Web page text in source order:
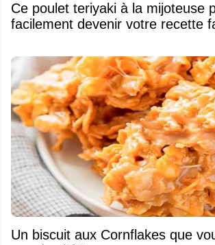
Ce poulet teriyaki à la mijoteuse
facilement devenir votre recette
Un biscuit aux Cornflakes que